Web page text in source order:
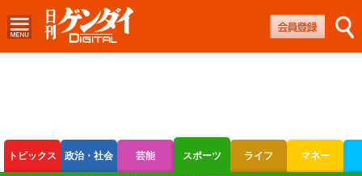
トピックス 政治・社会 芸能 スポーツ ライフ マネー